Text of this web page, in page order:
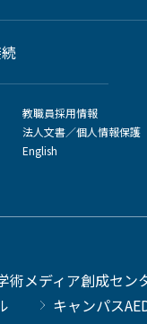
教職員採用情報
法人文書／個人情報保護
English
術メディア創成セン
キャンパス